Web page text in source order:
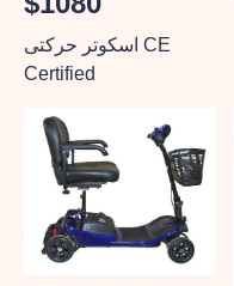
اسکوتر حرکتی CE
Certified